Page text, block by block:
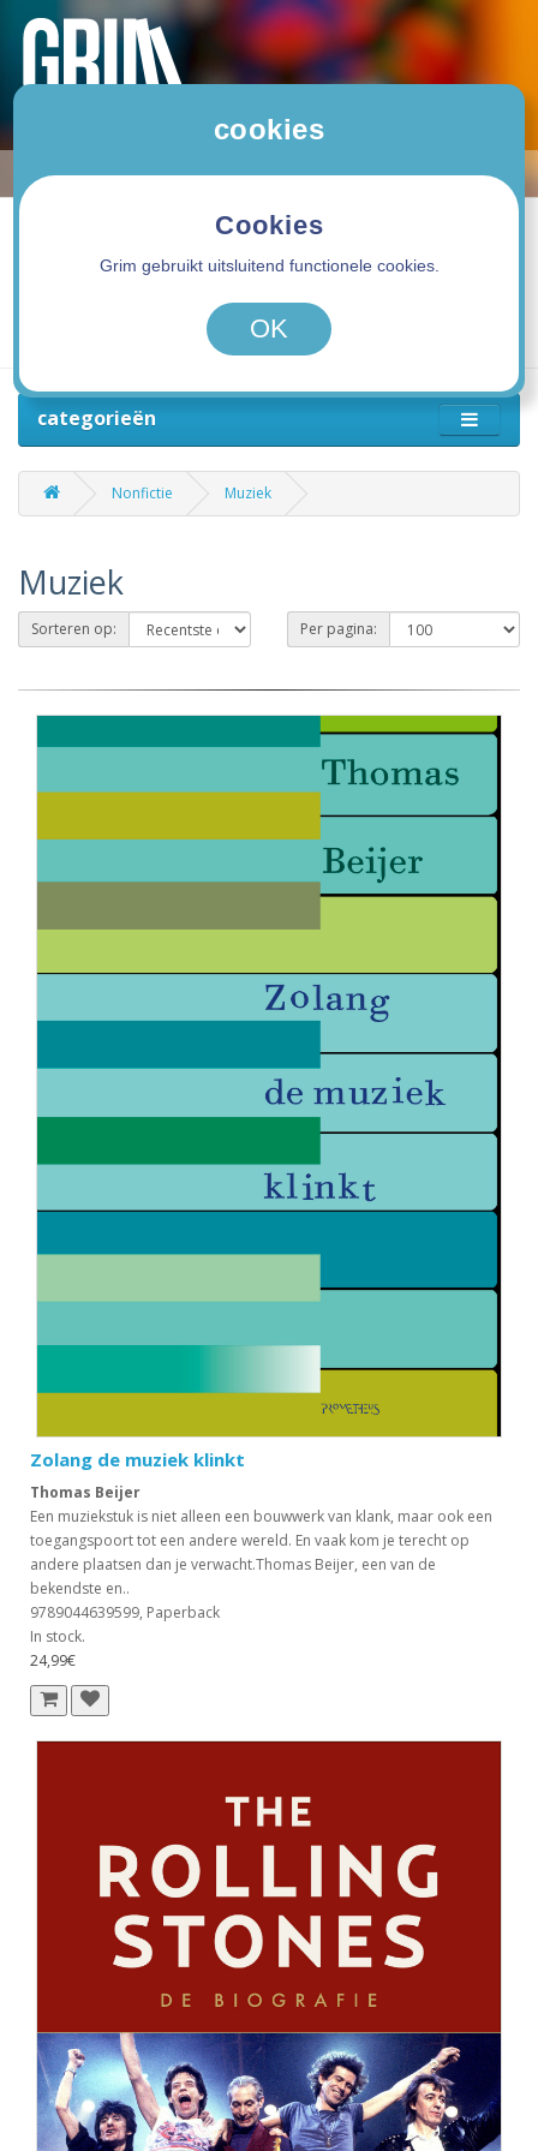
0 product(en) - 0,00€
categorieën
Nonfictie Muziek
Muziek
Sorteren op: Per pagina:
Zolang de muziek klinkt
Thomas Beijer
Een muziekstuk is niet alleen een bouwwerk van klank, maar ook een
toegangspoort tot een andere wereld. En vaak kom je terecht op
andere plaatsen dan je verwacht.Thomas Beijer, een van de
bekendste en..
9789044639599, Paperback
In stock.
24,99€
cookies
Cookies
Grim gebruikt uitsluitend functionele cookies.
OK